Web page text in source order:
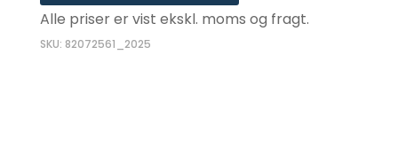
Alle priser er vist ekskl. moms og fragt.
SKU: 82072561_2025